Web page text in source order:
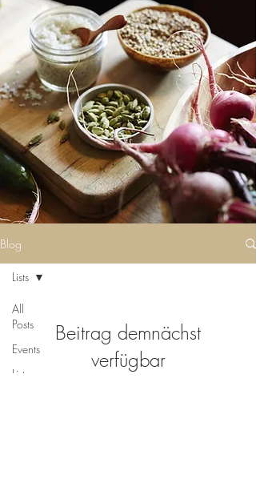
Blog
All
Posts
Events
Lists
Lists
Beitrag demnächst
verfügbar